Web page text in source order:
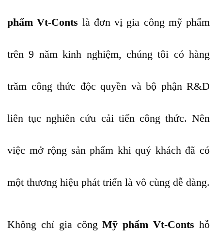
phẩm Vt-Conts là đơn vị gia công mỹ phẩm
trên 9 năm kinh nghiệm, chúng tôi có hàng
trăm công thức độc quyền và bộ phận R&D
liên tục nghiên cứu cải tiến công thức. Nên
việc mở rộng sản phẩm khi quý khách đã có
một thương hiệu phát triển là vô cùng dễ dàng.
Không chỉ gia côngMỹ phẩm Vt-Conts hỗ